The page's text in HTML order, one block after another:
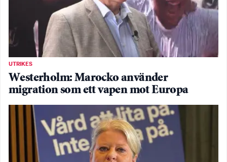
UTRIKES
Westerholm: Marocko använder
migration som ett vapen mot Europa